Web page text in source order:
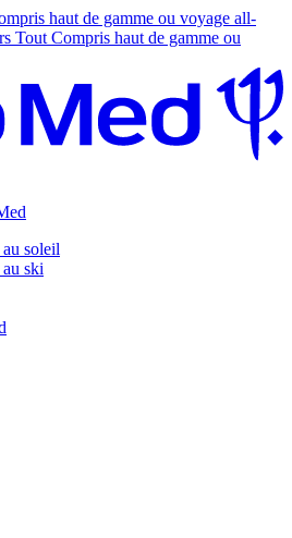
haut de gamme ou voyage all-
Tout Compris haut de gamme ou
soleil
ski